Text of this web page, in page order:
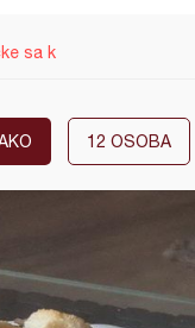
sa k
12 OSOBA